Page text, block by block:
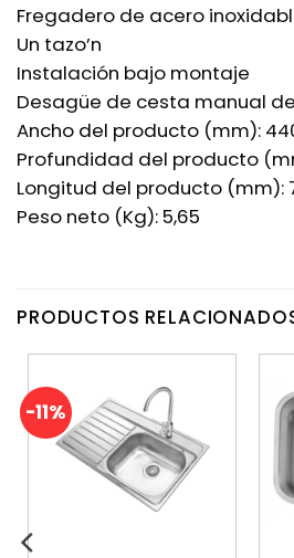
Fregadero de acero
Un tazo’n
Instalación bajo montaje
Desagüe de cesta manual
Ancho del producto (mm):
Profundidad del producto
Longitud del producto (mm):
Peso neto (Kg): 5,65
PRODUCTOS
-11%